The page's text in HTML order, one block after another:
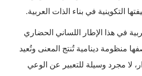
التكوينية في بناء الذات العربية.
في هذا الإطار اللساني الحضاري
منظومة دينامية تُنتج المعنى وتُعيد
لا مجرد وسيلة للتعبير عن الوعي